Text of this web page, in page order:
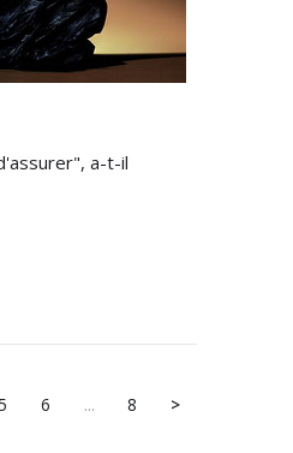
a-t-il
6 ... 8 >